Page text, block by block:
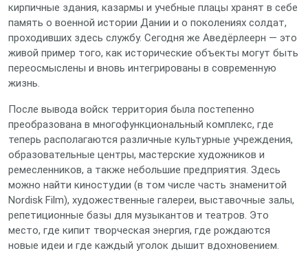
кирпичные здания, казармы и учебные плацы хранят в себе
память о военной истории Дании и о поколениях солдат,
проходивших здесь службу. Сегодня же Аведёрлеерн — это
живой пример того, как исторические объекты могут быть
переосмыслены и вновь интегрированы в современную
жизнь.
После вывода войск территория была постепенно
преобразована в многофункциональный комплекс, где
теперь располагаются различные культурные учреждения,
образовательные центры, мастерские художников и
ремесленников, а также небольшие предприятия. Здесь
можно найти киностудии (в том числе часть знаменитой
Nordisk Film), художественные галереи, выставочные залы,
репетиционные базы для музыкантов и театров. Это
место, где кипит творческая энергия, где рождаются
новые идеи и где каждый уголок дышит вдохновением.